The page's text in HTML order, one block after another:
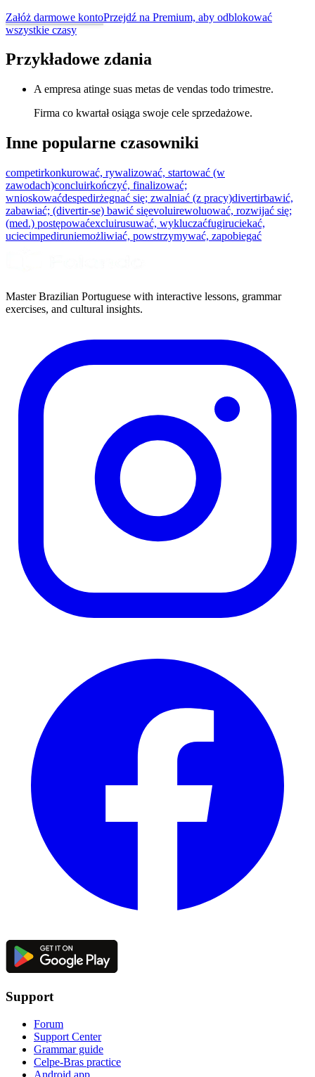
Załóż darmowe kontoPrzejdź na Premium, aby odblokować
wszystkie czasy
Przykładowe zdania
A empresa atinge suas metas de vendas todo trimestre.
Firma co kwartał osiąga swoje cele sprzedażowe.
Inne popularne czasowniki
competirkonkurować, rywalizować, startować (w
zawodach)concluirkończyć, finalizować;
wnioskowaćdespedirżegnać się; zwalniać (z pracy)divertirbawić,
zabawiać; (divertir-se) bawić sięevoluirewoluować, rozwijać się;
(med.) postępowaćexcluirusuwać, wykluczaćfugiruciekać,
uciecimpediruniemożliwiać, powstrzymywać, zapobiegać
Master Brazilian Portuguese with interactive lessons, grammar
exercises, and cultural insights.
Support
Forum
Support Center
Grammar guide
Celpe-Bras practice
Android app